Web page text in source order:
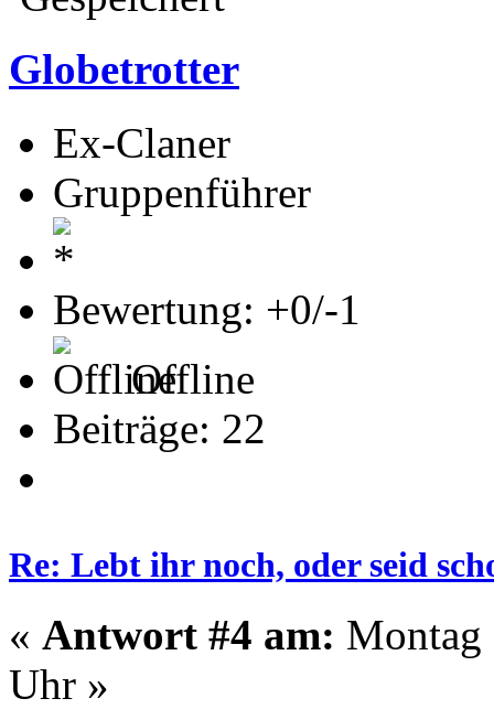
Globetrotter
Ex-Claner
Gruppenführer
Bewertung: +0/-1
Offline
Beiträge: 22
Re: Lebt ihr noch, oder seid
« Antwort #4 am: Montag
Uhr »